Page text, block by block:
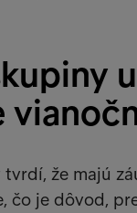
že majú
čo je dôvod,